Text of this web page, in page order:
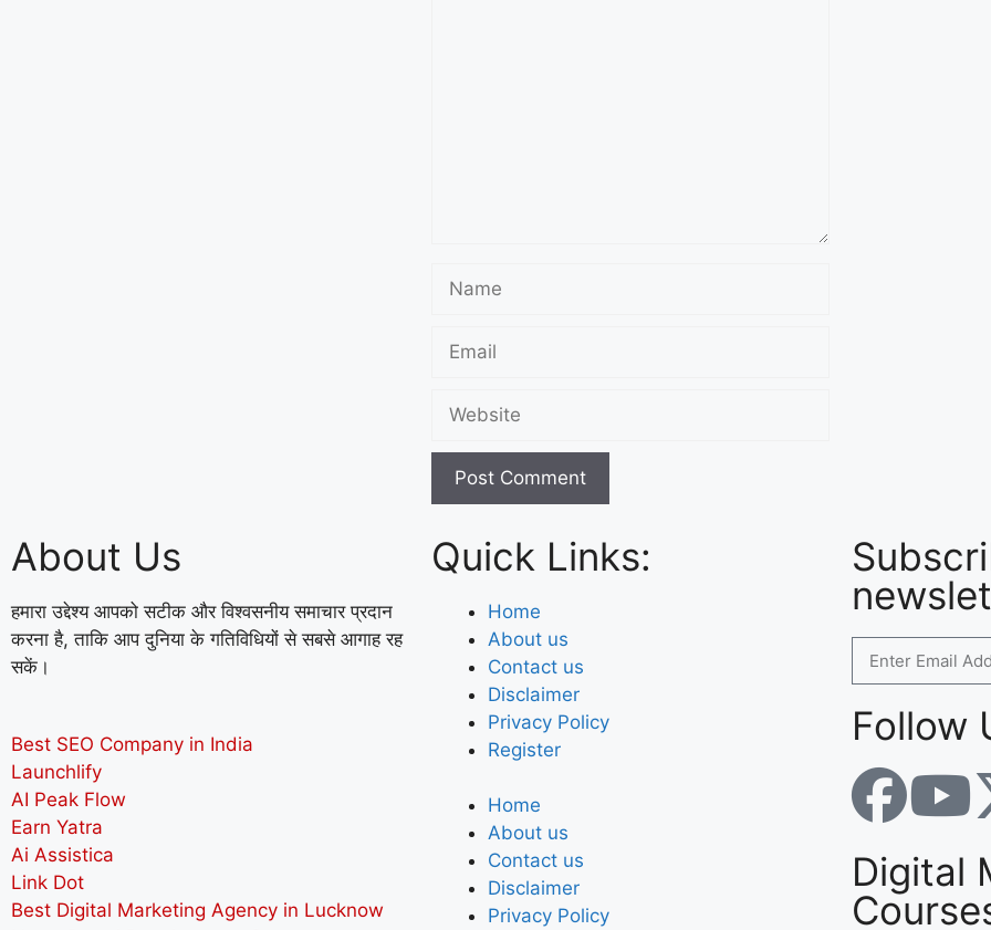
About Us
हमारा उद्देश्य आपको सटीक और विश्वसनीय समाचार प्रदान
करना है, ताकि आप दुनिया के गतिविधियों से सबसे आगाह रह
सकें।
Best SEO Company in India
Launchlify
AI Peak Flow
Earn Yatra
Ai Assistica
Link Dot
Best Digital Marketing Agency in Lucknow
Quick Links:
Home
About us
Contact us
Disclaimer
Privacy Policy
Register
Home
About us
Contact us
Disclaimer
Privacy Policy
Follow
Digital